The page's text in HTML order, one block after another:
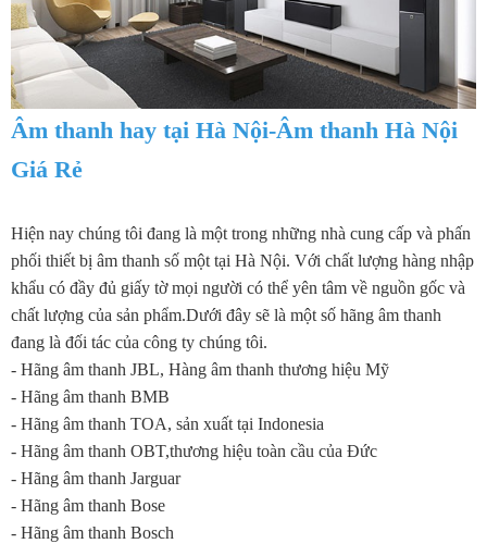
Âm thanh hay tại Hà Nội-Âm thanh Hà Nội
Giá Rẻ
Hiện nay chúng tôi đang là một trong những nhà cung cấp và phấn
phối thiết bị âm thanh số một tại Hà Nội. Với chất lượng hàng nhập
khẩu có đầy đủ giấy tờ mọi người có thể yên tâm về nguồn gốc và
chất lượng của sản phẩm.Dưới đây sẽ là một số hãng âm thanh
đang là đối tác của công ty chúng tôi.
- Hãng âm thanh JBL, Hàng âm thanh thương hiệu Mỹ
- Hãng âm thanh BMB
- Hãng âm thanh TOA, sản xuất tại Indonesia
- Hãng âm thanh OBT,thương hiệu toàn cầu của Đức
- Hãng âm thanh Jarguar
- Hãng âm thanh Bose
- Hãng âm thanh Bosch